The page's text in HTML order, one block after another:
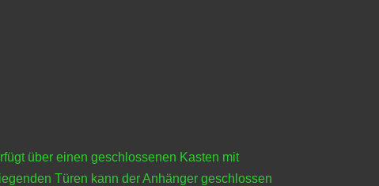
über einen geschlossenen Kasten mit
Türen kann der Anhänger geschlossen